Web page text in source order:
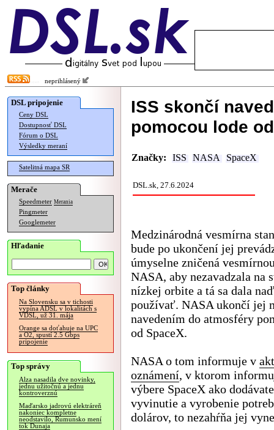
neprihlásený
DSL pripojenie
Ceny DSL
Dostupnosť DSL
Fórum o DSL
Výsledky meraní
Satelitná mapa SR
Merače
Speedmeter Merania
Pingmeter
Googlemeter
Hľadanie
Top články
Na Slovensku sa v tichosti
vypína ADSL v lokalitách s
VDSL, už 31. mája
Orange sa doťahuje na UPC
a O2, spustí 2.5 Gbps
pripojenie
Top správy
Alza nasadila dve novinky,
jednu užitočnú a jednu
kontroverznú
Maďarsko jadrovú elektráreň
nakoniec kompletne
neodstavilo, Rumunsko mení
tok Dunaja
ISS skončí
pomocou lode
Značky: ISS NASA SpaceX
DSL.sk, 27.6.2024
Medzinárodná vesmírna
bude po ukončení jej
úmyselne zničená
NASA, aby nezavadzala na
nízkej orbite a tá sa dala
používať. NASA ukončí jej
navedením do atmosféry
od SpaceX.
NASA o tom informuje v
oznámení, v ktorom
výbere SpaceX ako
vyvinutie a vyrobenie
dolárov, to nezahŕňa jej